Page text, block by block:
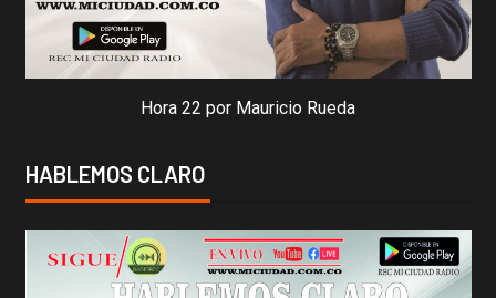
Hora 22 por Mauricio Rueda
HABLEMOS CLARO